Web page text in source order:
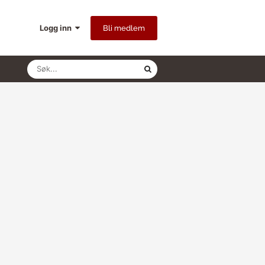
Logg inn Bli medlem